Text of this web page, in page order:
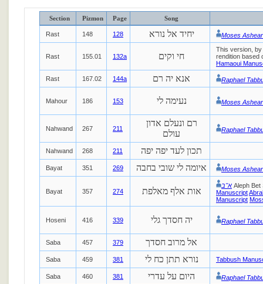
Section Pizmon Page Song
Rast 148 128 יחיד אל נורא Moses Ashear
Rast 155.01 132a חי וקים
This version,
rendition based
Hamaoui
Rast 167.02 144a אנא יה רם Raphael
Mahour 186 153 נעימה לי Moses Ashear
Nahwand 267 211
רם ונעלם אדון
עולם
Raphael
Nahwand 268 211 תכון לעד יפה יפה
Bayat 351 269 איומה לי שובי בחבה Moses Ashear
Bayat 357 274 אות אלף מאלפת
א''ב Aleph Bet
Manuscript
Manuscript
Hoseni 416 339 יה חסדך גלי Raphael
Saba 457 379 אל מרוב חסדך
Saba 459 381 נורא תתן כח לי Tabbush
Saba 460 381 היום על עדרי Raphael